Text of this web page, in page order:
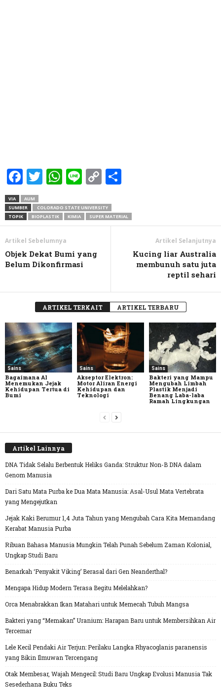
Facebook
Twitter
WhatsApp
LineCopy
VIA
AUM
SUMBER
COLORADO STATE UNIVERSITY
TOPIK
BIOPLASTIK KIMIA SUPER MATERIAL
Artikel Sebelumnya
Objek Dekat Bumi yang
Belum Dikonfirmasi
Artikel Selanjutnya
Kucing liar Australia
membunuh satu juta
reptil sehari
ARTIKEL TERKAIT ARTIKEL TERBARU
Sains
Bagaimana AI
Menemukan Jejak
Kehidupan Tertua di
Bumi
Sains
Akseptor Elektron:
Motor Aliran Energi
Kehidupan dan
Teknologi
Sains
Bakteri yang Mampu
Mengubah Limbah
Plastik Menjadi
Benang Laba-laba
Ramah Lingkungan
Artikel Lainnya
DNA Tidak Selalu Berbentuk Heliks Ganda: Struktur Non-B DNA dalam
Genom Manusia
Dari Satu Mata Purba ke Dua Mata Manusia: Asal-Usul Mata Vertebrata
yang Mengejutkan
Jejak Kaki Berumur 1,4 Juta Tahun yang Mengubah Cara Kita Memandang
Kerabat Manusia Purba
Ribuan Bahasa Manusia Mungkin Telah Punah Sebelum Zaman Kolonial,
Ungkap Studi Baru
Benarkah ‘Penyakit Viking’ Berasal dari Gen Neanderthal?
Mengapa Hidup Modern Terasa Begitu Melelahkan?
Orca Menabrakkan Ikan Matahari untuk Memecah Tubuh Mangsa
Bakteri yang “Memakan” Uranium: Harapan Baru untuk Membersihkan Air
Tercemar
Lele Kecil Pendaki Air Terjun: Perilaku Langka Rhyacoglanis paranensis
yang Bikin Ilmuwan Tercengang
Otak Membesar, Wajah Mengecil: Studi Baru Ungkap Evolusi Manusia Tak
Sesederhana Buku Teks